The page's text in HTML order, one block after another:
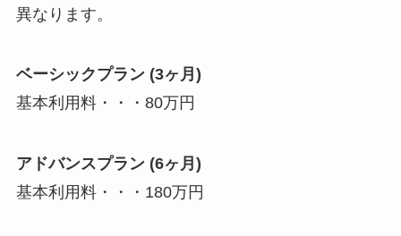
異なります。
ベーシックプラン (3ヶ月)
基本利用料・・・80万円
アドバンスプラン (6ヶ月)
基本利用料・・・180万円